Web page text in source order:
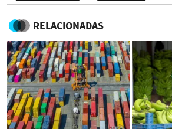
RELACIONADAS